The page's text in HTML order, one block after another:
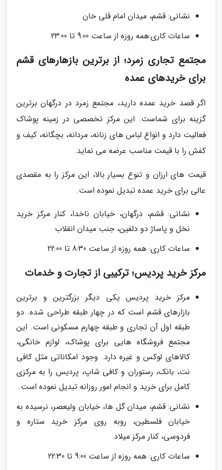
نشانی: قشم، میدان امام قلی خان
ساعات کاری:همه روزه از ساعت 9:00 تا 23:00
مجتمع تجاری زمرد؛ از برترین بازهارهای قشم
برای خریدهای عمده
اگر قصد خرید عمده دارید، مجتمع زمرد در درگهان برترین
گزینه برای شماست. این مرکز تخصصی در زمینه پوشاک
فعالیت دارد و انواع لباس های زنانه، مردانه، بچگانه، کیف و
کفش را با قیمت مناسب عرضه می نماید.
قیمت های ارزان و تنوع بسیار بالا، این مرکز را به مقصدی
عالی برای خرید عمده تبدیل نموده است.
نشانی: قشم، درگهان، خیابان ناخدا، کنار مرکز خرید
نخل و پاساژ دو دلفین، جنب میدان انقلاب
ساعات کاری: همه روزه از ساعت 8:30 تا 22:00
مرکز خرید پردیس؛ ترکیبی از تجارت و خدمات
مرکز خرید پردیس یکی دیگر بزرگترین و برترین
بازارهای قشم است که در چهار طبقه طراحی شده. دو
طبقه اول آن تجاری و طبقه چهارم مسکونی است. این
مجتمع فروشگاه هایی برای پوشاک، لوازم خانگی،
کالاهای لوکس و غیره دارد. وجود امکاناتی مثل کافی
نت، بانک، رستوران و کافی شاپ، پردیس را به مرکزی
کامل برای خرید و انجام امور روزانه تبدیل نموده است.
نشانی: قشم، میدان گل ها، خیابان ولیعصر، نرسیده به
خیابان فلسطین، روبه روی مرکز خرید ستاره و
فردوسی، کنار مرکز میلاد
ساعات کاری: همه روزه از ساعت 9:00 تا 22:30